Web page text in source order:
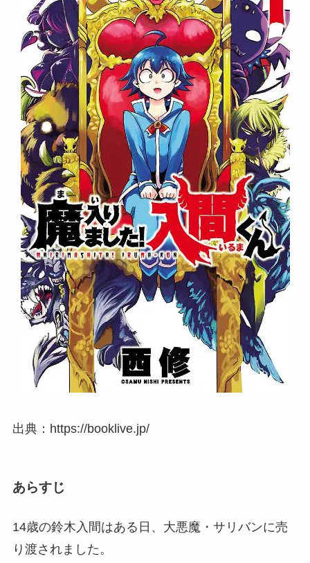
出典：https://booklive.jp/
あらすじ
14歳の鈴木入間はある日、大悪魔・サリバンに売
り渡されました。